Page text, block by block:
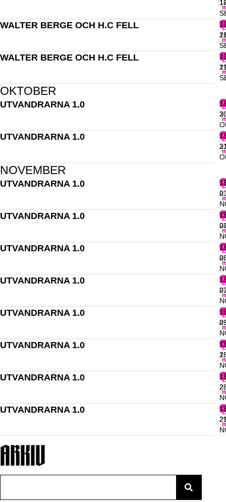
WALTER BERGE OCH H.C FELL
WALTER BERGE OCH H.C FELL
OKTOBER
UTVANDRARNA 1.0
UTVANDRARNA 1.0
NOVEMBER
UTVANDRARNA 1.0
UTVANDRARNA 1.0
UTVANDRARNA 1.0
UTVANDRARNA 1.0
UTVANDRARNA 1.0
UTVANDRARNA 1.0
UTVANDRARNA 1.0
UTVANDRARNA 1.0
ARKIV